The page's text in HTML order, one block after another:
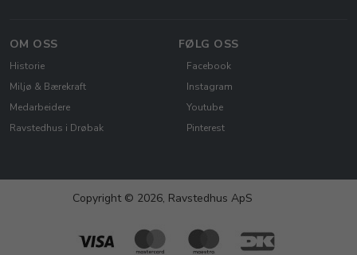
OM OSS
Historie
Miljø & Bærekraft
Medarbeidere
Ravstedhus i Drøbak
FØLG OSS
Facebook
Instagram
Youtube
Pinterest
Copyright © 2026, Ravstedhus ApS